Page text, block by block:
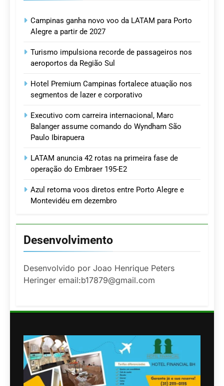
Campinas ganha novo voo da LATAM para Porto
Alegre a partir de 2027
Turismo impulsiona recorde de passageiros nos
aeroportos da Região Sul
Hotel Premium Campinas fortalece atuação nos
segmentos de lazer e corporativo
Executivo com carreira internacional, Marc
Balanger assume comando do Wyndham São
Paulo Ibirapuera
LATAM anuncia 42 rotas na primeira fase de
operação do Embraer 195-E2
Azul retoma voos diretos entre Porto Alegre e
Montevidéu em dezembro
Desenvolvimento
Desenvolvido por Joao Henrique Peters
Heringer email:b17879@gmail.com